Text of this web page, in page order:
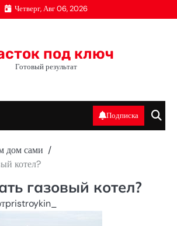
Четверг, Авг 06, 2026
под ключ
Готовый результат
Подписка
дом сами
котел?
газовый котел?
pristroykin_